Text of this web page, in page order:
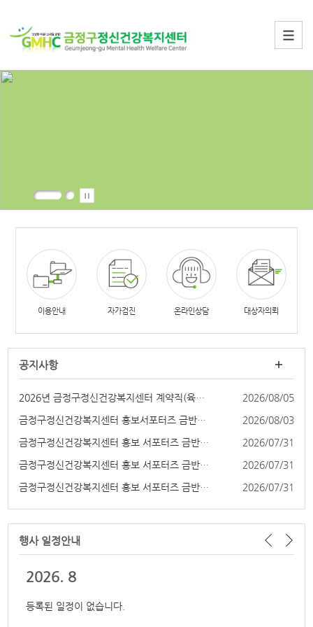
이용안내 자가검진 온라인상담 대상자의뢰
공지사항
2026년 금정구정신건강복지센터 계약직(육아휴직대...
2026/08/05
금정구정신건강복지센터 홍보서포터즈 금반장 4기 ...
2026/08/03
금정구정신건강복지센터 홍보 서포터즈 금반장 4기...
2026/07/31
금정구정신건강복지센터 홍보 서포터즈 금반장 4기...
2026/07/31
금정구정신건강복지센터 홍보 서포터즈 금반장 4기...
2026/07/31
행사 일정안내
2026. 8
등록된 일정이 없습니다.